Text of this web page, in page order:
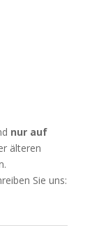
nur auf
älteren
Sie uns: